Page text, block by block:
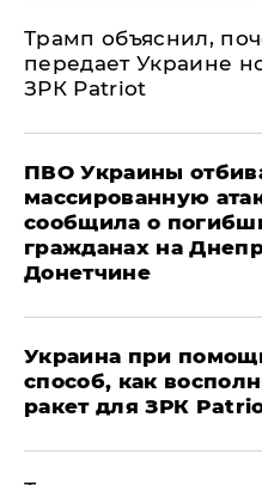
Трамп объяснил,
передает Украине
ЗРК Patriot
ПВО Украины
массированную
сообщила о
гражданах на
Донетчине
Украина при
способ, как
ракет для ЗРК